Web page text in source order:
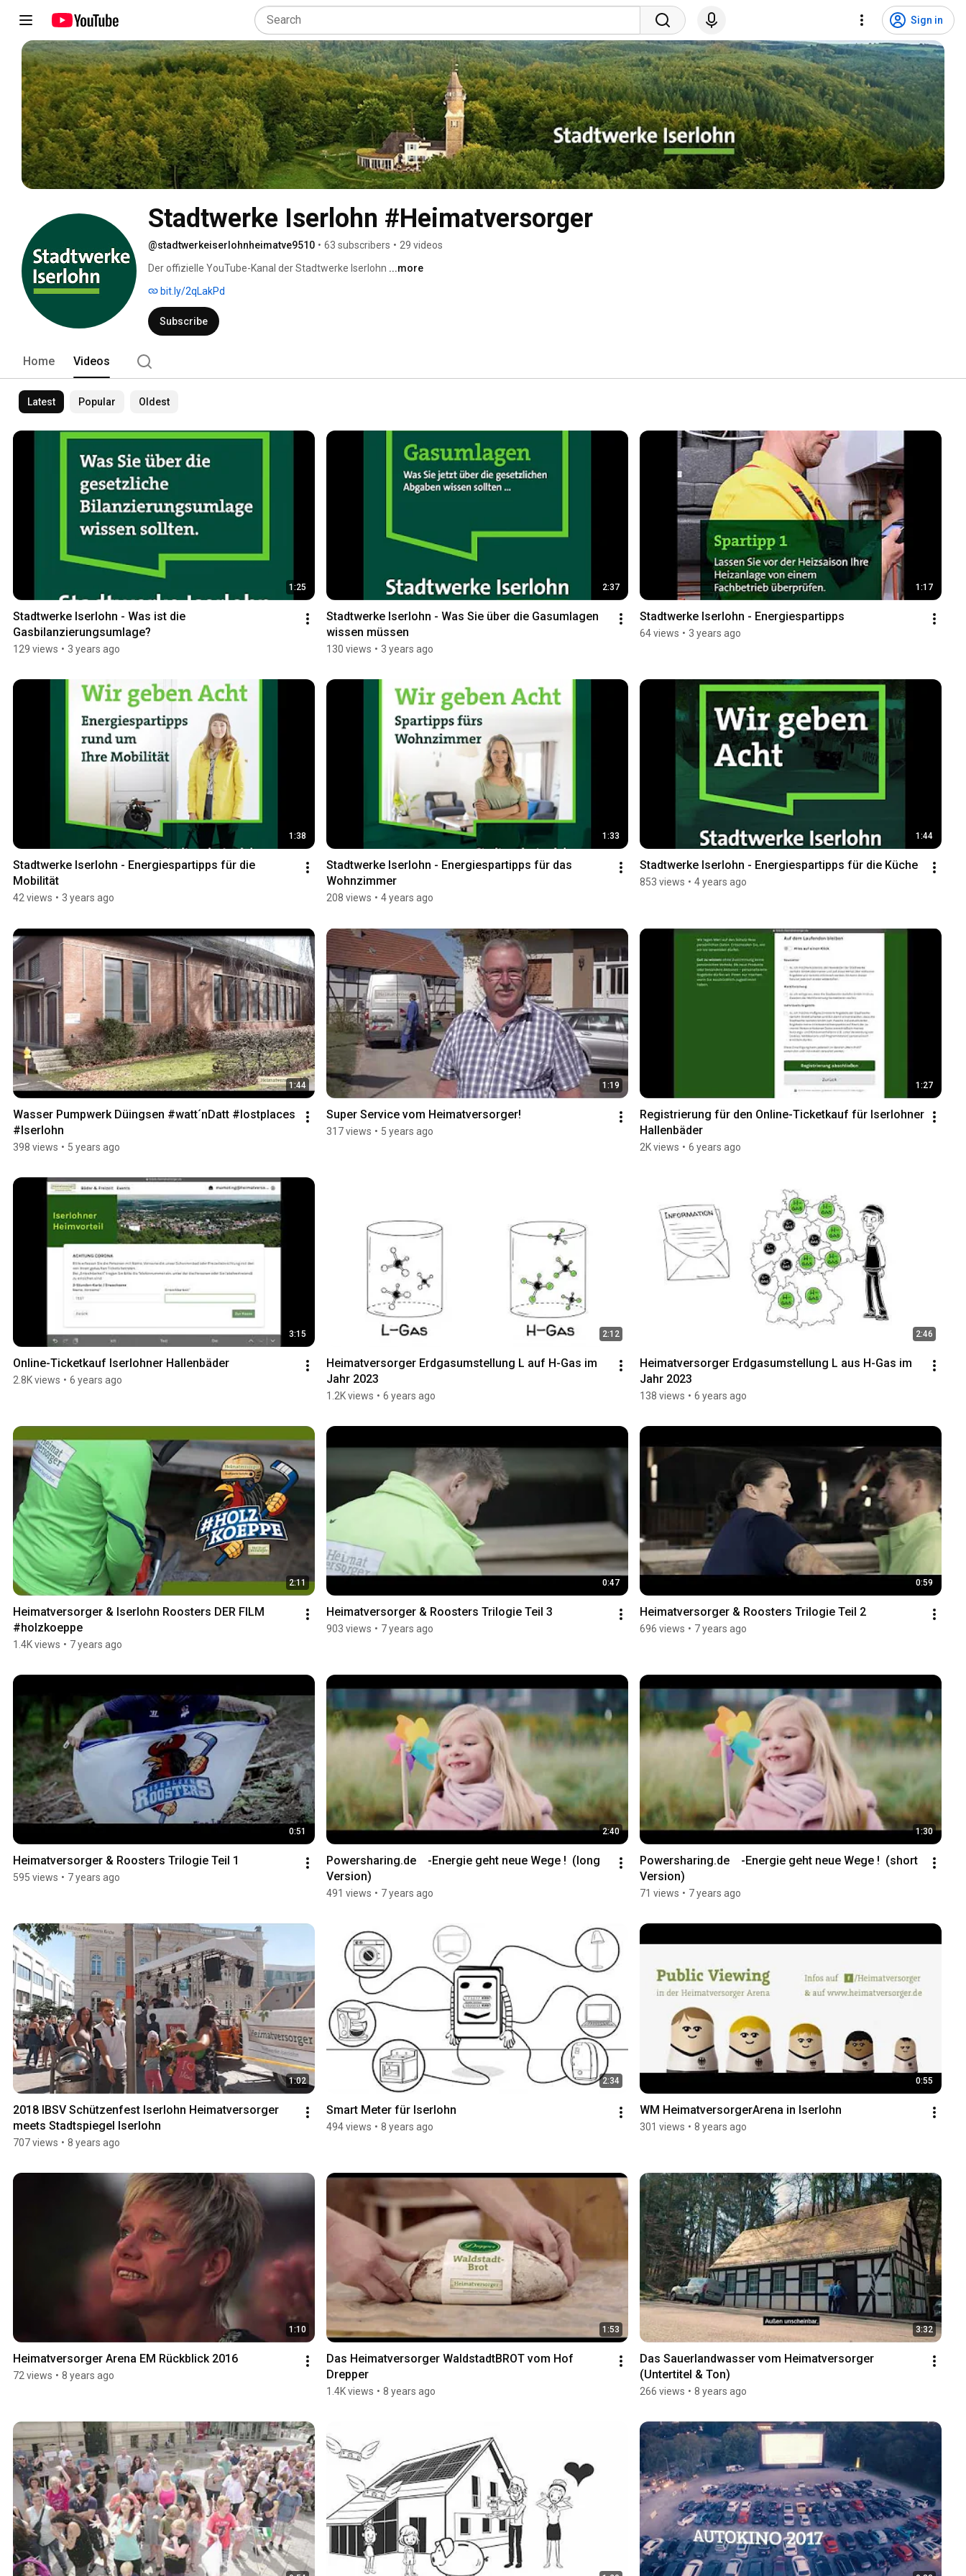
Sign in
Stadtwerke Iserlohn #Heimatversorger
@stadtwerkeiserlohnheimatve9510 • 63 subscribers • 29 videos
Der offizielle YouTube-Kanal der Stadtwerke Iserlohn ...more
bit.ly/2qLakPd
Subscribe
Home Videos
Latest Popular Oldest
1:25
Stadtwerke Iserlohn - Was ist die
Gasbilanzierungsumlage?
129 views • 3 years ago
2:37
Stadtwerke Iserlohn - Was Sie über die Gasumlagen
wissen müssen
130 views • 3 years ago
1:17
Stadtwerke Iserlohn - Energiespartipps
64 views • 3 years ago
1:38
Stadtwerke Iserlohn - Energiespartipps für die
Mobilität
42 views • 3 years ago
1:33
Stadtwerke Iserlohn - Energiespartipps für das
Wohnzimmer
208 views • 4 years ago
1:44
Stadtwerke Iserlohn - Energiespartipps für die Küche
853 views • 4 years ago
1:44
Wasser Pumpwerk Düingsen #watt´nDatt #lostplaces
#Iserlohn
398 views • 5 years ago
1:19
Super Service vom Heimatversorger!
317 views • 5 years ago
1:27
Registrierung für den Online-Ticketkauf für Iserlohner
Hallenbäder
2K views • 6 years ago
3:15
Online-Ticketkauf Iserlohner Hallenbäder
2.8K views • 6 years ago
2:12
Heimatversorger Erdgasumstellung L auf H-Gas im
Jahr 2023
1.2K views • 6 years ago
2:46
Heimatversorger Erdgasumstellung L aus H-Gas im
Jahr 2023
138 views • 6 years ago
2:11
Heimatversorger & Iserlohn Roosters DER FILM
#holzkoeppe
1.4K views • 7 years ago
0:47
Heimatversorger & Roosters Trilogie Teil 3
903 views • 7 years ago
0:59
Heimatversorger & Roosters Trilogie Teil 2
696 views • 7 years ago
0:51
Heimatversorger & Roosters Trilogie Teil 1
595 views • 7 years ago
2:40
Powersharing.de    -Energie geht neue Wege !  (long
Version)
491 views • 7 years ago
1:30
Powersharing.de    -Energie geht neue Wege !  (short
Version)
71 views • 7 years ago
1:02
2018 IBSV Schützenfest Iserlohn Heimatversorger
meets Stadtspiegel Iserlohn
707 views • 8 years ago
2:34
Smart Meter für Iserlohn
494 views • 8 years ago
0:55
WM HeimatversorgerArena in Iserlohn
301 views • 8 years ago
1:10
Heimatversorger Arena EM Rückblick 2016
72 views • 8 years ago
1:53
Das Heimatversorger WaldstadtBROT vom Hof
Drepper
1.4K views • 8 years ago
3:32
Das Sauerlandwasser vom Heimatversorger
(Untertitel & Ton)
266 views • 8 years ago